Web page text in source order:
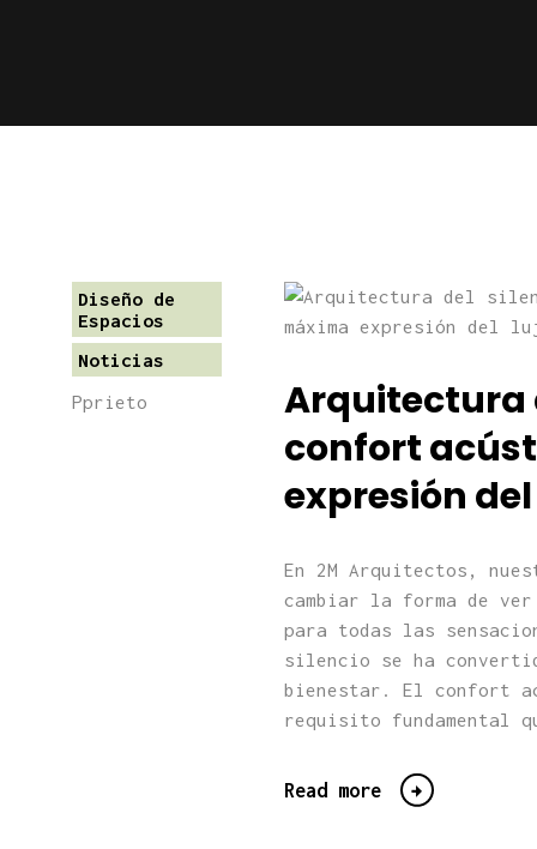
Diseño de
Espacios
Noticias
Pprieto
Arquitectura
confort
expresión
En 2M Arquitectos,
cambiar la forma de
para todas las
silencio se ha
bienestar. El confort
requisito fundamental
Read more